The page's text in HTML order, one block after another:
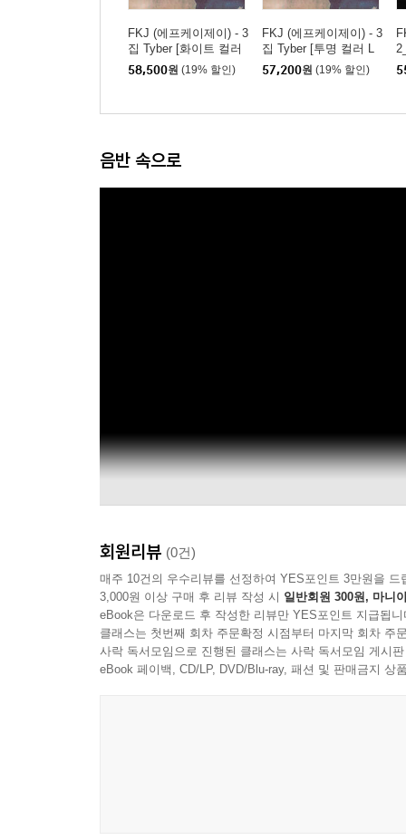
FKJ (에프케이제이) - 3
집 Tyber [화이트 컬러
LP]
58,500원 (19% 할인)
FKJ (에프케이제이) - 3
집 Tyber [투명 컬러 L
P]
57,200원 (19% 할인)
음반 속으로
회원리뷰 (0건)
매주 10건의 우수리뷰를 선정하여 YES포인트 3만원을 드
3,000원 이상 구매 후 리뷰 작성 시 일반회원 300원, 마니
eBook은 다운로드 후 작성한 리뷰만 YES포인트 지급됩니
클래스는 첫번째 회차 주문확정 시점부터 마지막 회차 주
사락 독서모임으로 진행된 클래스는 사락 독서모임 게시
eBook 페이백, CD/LP, DVD/Blu-ray, 패션 및 판매금지 상